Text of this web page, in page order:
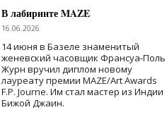
В лабиринте MAZE
16.06.2026
14 июня в Базеле знаменитый
женевский часовщик Франсуа-Поль
Журн вручил диплом новому
лауреату премии MAZE/Art Awards
F.P. Journe. Им стал мастер из Индии
Бижой Джаин.